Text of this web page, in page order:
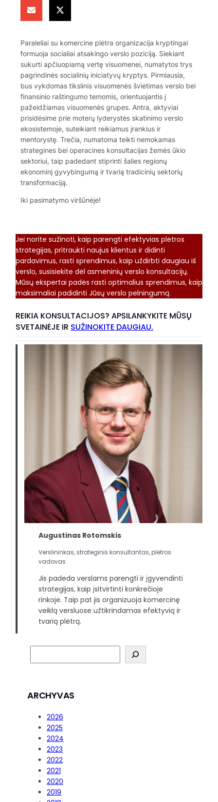
Paraleliai su komercine plėtra organizacija kryptingai
formuoja socialiai atsakingo verslo poziciją. Siekiant
sukurti apčiuopiamą vertę visuomenei, numatytos trys
pagrindinės socialinių iniciatyvų kryptys. Pirmiausia,
bus vykdomas tikslinis visuomenės švietimas verslo bei
finansinio raštingumo temomis, orientuojantis į
pažeidžiamas visuomenės grupes. Antra, aktyviai
prisidėsime prie moterų lyderystės skatinimo verslo
ekosistemoje, suteikiant reikiamus įrankius ir
mentorystę. Trečia, numatoma teikti nemokamas
strategines bei operacines konsultacijas žemės ūkio
sektoriui, taip padedant stiprinti šalies regionų
ekonominį gyvybingumą ir tvarią tradicinių sektorių
transformaciją.
Iki pasimatymo viršūnėje!
Jei norite sužinoti, kaip parengti efektyvias plėtros
strategijas, pritraukti naujus klientus ir didinti
pardavimus, rasti sprendimus, kaip uždirbti daugiau iš
verslo, susisiekite dėl asmeninių verslo konsultacijų.
Mūsų ekspertai padės rasti optimalius sprendimus, kaip
maksimaliai padidinti Jūsų verslo pelningumą.
REIKIA KONSULTACIJOS? APSILANKYKITE MŪSŲ
SVETAINĖJE IR SUŽINOKITE DAUGIAU.
Augustinas Rotomskis
Verslininkas, strateginis konsultantas, plėtros
vadovas
Jis padeda verslams parengti ir įgyvendinti
strategijas, kaip įsitvirtinti konkrečioje
rinkoje. Taip pat jis organizuoja komercinę
veiklą versluose užtikrindamas efektyvią ir
tvarią plėtrą.
ARCHYVAS
2026
2025
2024
2023
2022
2021
2020
2019